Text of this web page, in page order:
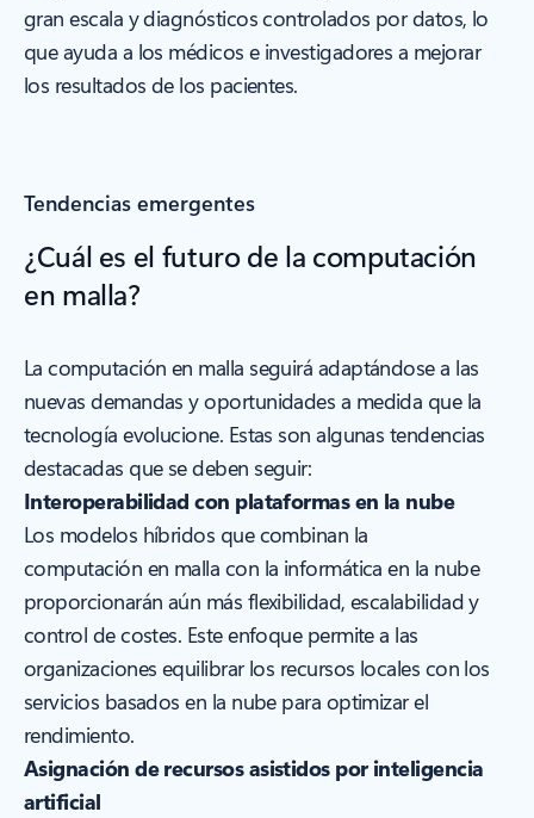
gran escala y diagnósticos controlados por datos, lo
que ayuda a los médicos e investigadores a mejorar
los resultados de los pacientes.
Tendencias emergentes
¿Cuál es el futuro de la computación
en malla?
La computación en malla seguirá adaptándose a las
nuevas demandas y oportunidades a medida que la
tecnología evolucione. Estas son algunas tendencias
destacadas que se deben seguir:
Interoperabilidad con plataformas en la nube
Los modelos híbridos que combinan la
computación en malla con la informática en la nube
proporcionarán aún más flexibilidad, escalabilidad y
control de costes. Este enfoque permite a las
organizaciones equilibrar los recursos locales con los
servicios basados en la nube para optimizar el
rendimiento.
Asignación de recursos asistidos por inteligencia
artificial